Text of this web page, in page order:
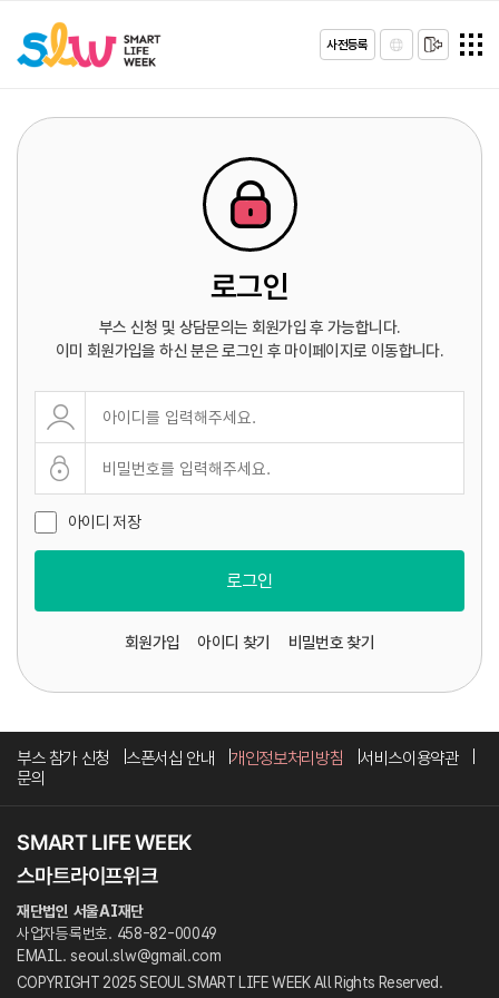
사전등록
로그인
부스 신청 및 상담문의는 회원가입 후 가능합니다.
이미 회원가입을 하신 분은 로그인 후 마이페이지로 이동합니다.
아이디 저장
로그인
회원가입 아이디 찾기 비밀번호 찾기
부스 참가 신청 스폰서십 안내 개인정보처리방침
서비스이용약관
문의
재단법인 서울AI재단
사업자등록번호. 458-82-00049
EMAIL. seoul.slw@gmail.com
COPYRIGHT 2025 SEOUL SMART LIFE WEEK All Rights Reserved.